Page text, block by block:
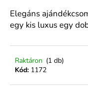
csillag.
Elegáns
egy kis luxus egy
Raktáron (1 db)
Kód: 1172
u
k